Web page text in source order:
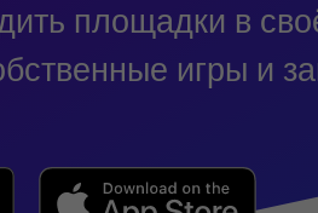
площадки в
игры и